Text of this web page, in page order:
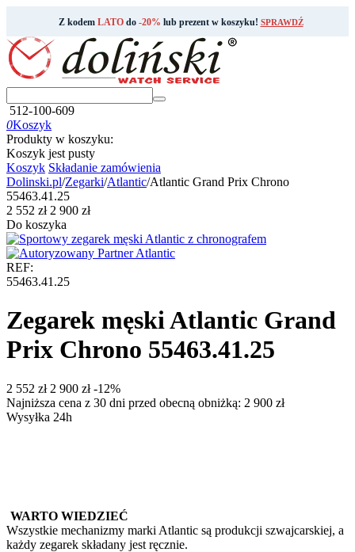
Z kodem LATOdo -20% lub prezent w koszyku! SPRAWDŹ
512-100-609
0Koszyk
Produkty w koszyku:
Koszyk jest pusty
Koszyk Składanie zamówienia
Dolinski.pl/Zegarki/Atlantic/Atlantic Grand Prix Chrono
55463.41.25
‍2 552‍ zł ‍2 900‍ zł
Do koszyka
REF:
55463.41.25
Zegarek męski Atlantic Grand
Prix Chrono 55463.41.25
‍2 552‍ zł ‍2 900‍ zł -12%
Najniższa cena z 30 dni przed obecną obniżką: 2 900 zł
Wysyłka 24h
WARTO WIEDZIEĆ
Wszystkie mechanizmy marki Atlantic są produkcji szwajcarskiej, a
każdy zegarek składany jest ręcznie.